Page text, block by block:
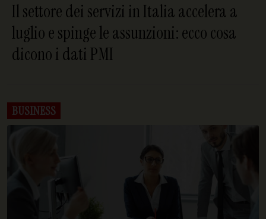
Il settore dei servizi in Italia accelera a
luglio e spinge le assunzioni: ecco cosa
dicono i dati PMI
BUSINESS